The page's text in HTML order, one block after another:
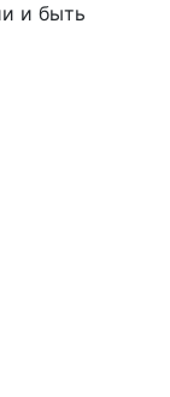
и быть